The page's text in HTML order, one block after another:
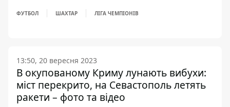
ФУТБОЛ ШАХТАР ЛІГА ЧЕМПІОНІВ
13:50, 20 вересня 2023
В окупованому Криму лунають вибухи:
міст перекрито, на Севастополь летять
ракети – фото та відео